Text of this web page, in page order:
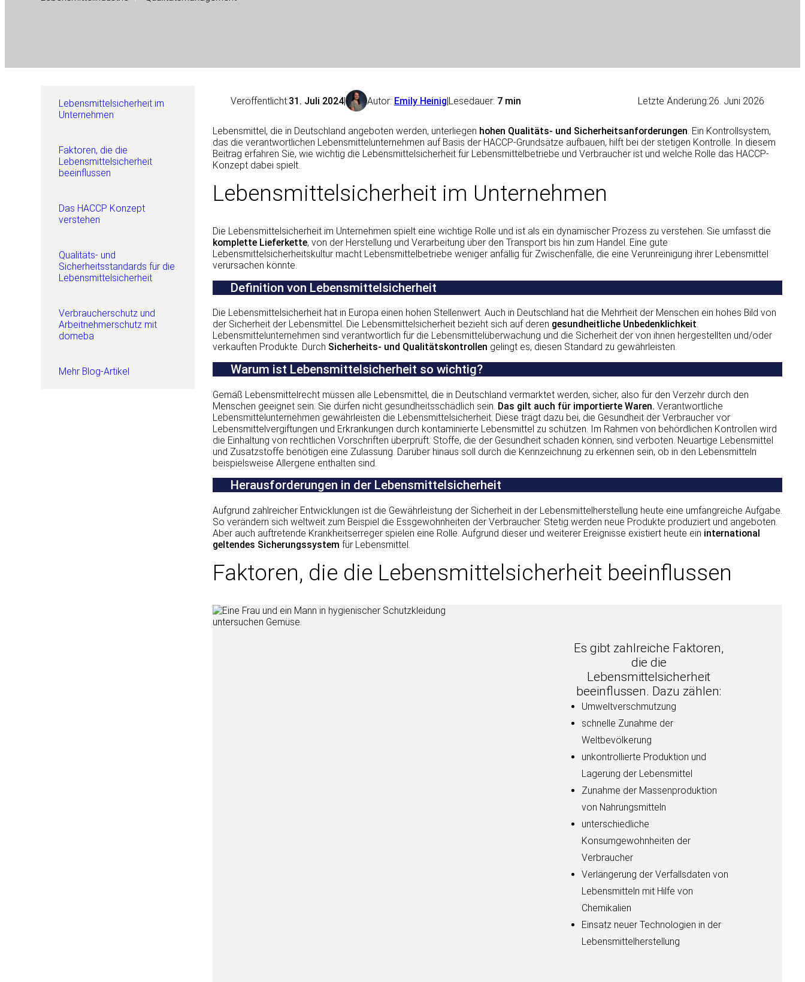
Lebensmittelsicherheit im
Unternehmen
Faktoren, die die
Lebensmittelsicherheit
beeinflussen
Das HACCP Konzept
verstehen
Qualitäts- und
Sicherheitsstandards für die
Lebensmittelsicherheit
Verbraucherschutz und
Arbeitnehmerschutz mit
domeba
Mehr Blog-Artikel
Veröffentlicht:31. Juli 2024| Autor: Emily Heinig|Lesedauer: 7 min Letzte Änderung:26. Juni 2026
Lebensmittel, die in Deutschland angeboten werden, unterliegen hohen Qualitäts- und Sicherheitsanforderungen. Ein Kontrollsystem,
das die verantwortlichen Lebensmittelunternehmen auf Basis der HACCP-Grundsätze aufbauen, hilft bei der stetigen Kontrolle. In diesem
Beitrag erfahren Sie, wie wichtig die Lebensmittelsicherheit für Lebensmittelbetriebe und Verbraucher ist und welche Rolle das HACCP-
Konzept dabei spielt.
Lebensmittelsicherheit im Unternehmen
Die Lebensmittelsicherheit im Unternehmen spielt eine wichtige Rolle und ist als ein dynamischer Prozess zu verstehen. Sie umfasst die
komplette Lieferkette, von der Herstellung und Verarbeitung über den Transport bis hin zum Handel. Eine gute
Lebensmittelsicherheitskultur macht Lebensmittelbetriebe weniger anfällig für Zwischenfälle, die eine Verunreinigung ihrer Lebensmittel
verursachen könnte.
Definition von Lebensmittelsicherheit
Die Lebensmittelsicherheit hat in Europa einen hohen Stellenwert. Auch in Deutschland hat die Mehrheit der Menschen ein hohes Bild von
der Sicherheit der Lebensmittel. Die Lebensmittelsicherheit bezieht sich auf deren gesundheitliche Unbedenklichkeit.
Lebensmittelunternehmen sind verantwortlich für die Lebensmittelüberwachung und die Sicherheit der von ihnen hergestellten und/oder
verkauften Produkte. Durch Sicherheits- und Qualitätskontrollen gelingt es, diesen Standard zu gewährleisten.
Warum ist Lebensmittelsicherheit so wichtig?
Gemäß Lebensmittelrecht müssen alle Lebensmittel, die in Deutschland vermarktet werden, sicher, also für den Verzehr durch den
Menschen geeignet sein. Sie dürfen nicht gesundheitsschädlich sein. Das gilt auch für importierte Waren. Verantwortliche
Lebensmittelunternehmen gewährleisten die Lebensmittelsicherheit. Diese trägt dazu bei, die Gesundheit der Verbraucher vor
Lebensmittelvergiftungen und Erkrankungen durch kontaminierte Lebensmittel zu schützen. Im Rahmen von behördlichen Kontrollen wird
die Einhaltung von rechtlichen Vorschriften überprüft. Stoffe, die der Gesundheit schaden können, sind verboten. Neuartige Lebensmittel
und Zusatzstoffe benötigen eine Zulassung. Darüber hinaus soll durch die Kennzeichnung zu erkennen sein, ob in den Lebensmitteln
beispielsweise Allergene enthalten sind.
Herausforderungen in der Lebensmittelsicherheit
Aufgrund zahlreicher Entwicklungen ist die Gewährleistung der Sicherheit in der Lebensmittelherstellung heute eine umfangreiche Aufgabe.
So verändern sich weltweit zum Beispiel die Essgewohnheiten der Verbraucher. Stetig werden neue Produkte produziert und angeboten.
Aber auch auftretende Krankheitserreger spielen eine Rolle. Aufgrund dieser und weiterer Ereignisse existiert heute ein international
geltendes Sicherungssystem für Lebensmittel.
Faktoren, die die Lebensmittelsicherheit beeinflussen
Es gibt zahlreiche Faktoren,
die die
Lebensmittelsicherheit
beeinflussen. Dazu zählen:
Umweltverschmutzung
schnelle Zunahme der
Weltbevölkerung
unkontrollierte Produktion und
Lagerung der Lebensmittel
Zunahme der Massenproduktion
von Nahrungsmitteln
unterschiedliche
Konsumgewohnheiten der
Verbraucher
Verlängerung der Verfallsdaten von
Lebensmitteln mit Hilfe von
Chemikalien
Einsatz neuer Technologien in der
Lebensmittelherstellung